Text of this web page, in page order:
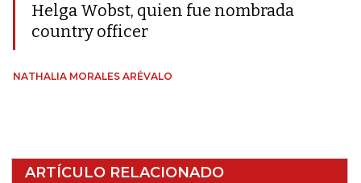
Helga Wobst, quien fue nombrada
country officer
NATHALIA MORALES ARÉVALO
ARTÍCULO RELACIONADO